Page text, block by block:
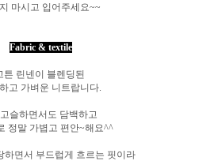
마시고 입어주세요~~
Fabric & textile
튼 린넨이 블렌딩된
고 가벼운 니트랍니다.
슬하면서도 담백하고
정말 가볍고 편안~해요^^
하면서 부드럽게 흐르는 핏이라